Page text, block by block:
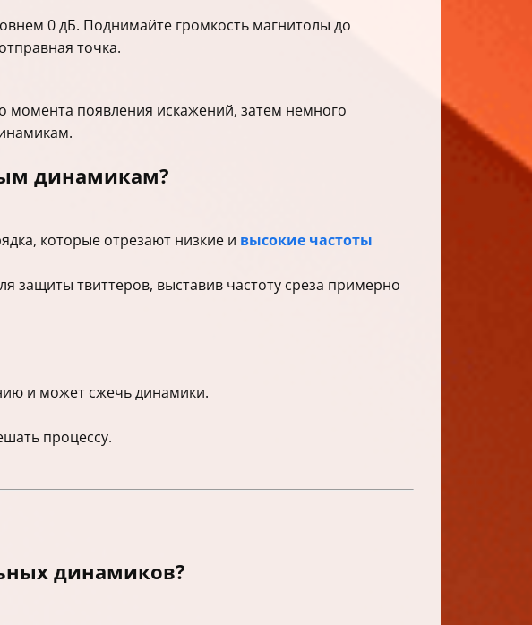
0 дБ. Поднимайте громкость магнитолы до
точка.
момента появления искажений, затем немного
динамикам?
которые отрезают низкие и высокие частоты
защиты твиттеров, выставив частоту среза примерно
и может сжечь динамики.
процессу.
динамиков?